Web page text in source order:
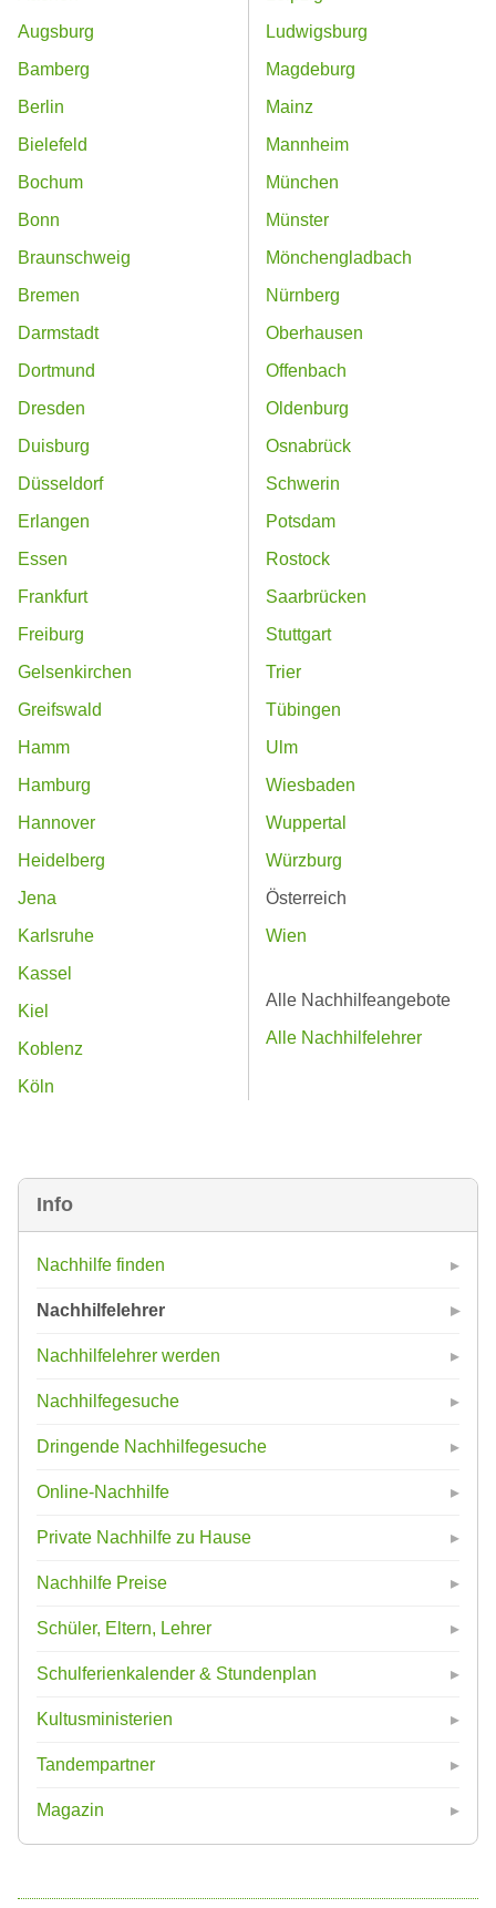
Info
Nachhilfe finden
Nachhilfelehrer
Nachhilfelehrer werden
Nachhilfegesuche
Dringende Nachhilfegesuche
Online-Nachhilfe
Private Nachhilfe zu Hause
Nachhilfe Preise
Schüler, Eltern, Lehrer
Schulferienkalender & Stundenplan
Kultusministerien
Tandempartner
Magazin
Augsburg
Bamberg
Berlin
Bielefeld
Bochum
Bonn
Braunschweig
Bremen
Darmstadt
Dortmund
Dresden
Duisburg
Düsseldorf
Erlangen
Essen
Frankfurt
Freiburg
Gelsenkirchen
Greifswald
Hamm
Hamburg
Hannover
Heidelberg
Jena
Karlsruhe
Kassel
Kiel
Koblenz
Köln
Ludwigsburg
Magdeburg
Mainz
Mannheim
München
Münster
Mönchengladbach
Nürnberg
Oberhausen
Offenbach
Oldenburg
Osnabrück
Schwerin
Potsdam
Rostock
Saarbrücken
Stuttgart
Trier
Tübingen
Ulm
Wiesbaden
Wuppertal
Würzburg
Österreich
Wien
Alle Nachhilfeangebote
Alle Nachhilfelehrer